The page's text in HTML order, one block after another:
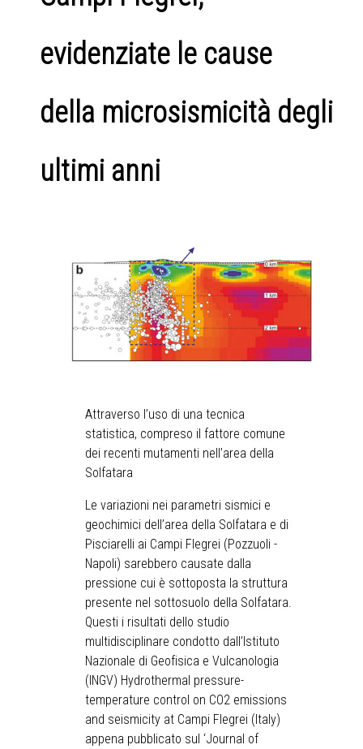
evidenziate le cause
della microsismicità degli
ultimi anni
Attraverso l’uso di una tecnica
statistica, compreso il fattore comune
dei recenti mutamenti nell’area della
Solfatara
Le variazioni nei parametri sismici e
geochimici dell’area della Solfatara e di
Pisciarelli ai Campi Flegrei (Pozzuoli -
Napoli) sarebbero causate dalla
pressione cui è sottoposta la struttura
presente nel sottosuolo della Solfatara.
Questi i risultati dello studio
multidisciplinare condotto dall’Istituto
Nazionale di Geofisica e Vulcanologia
(INGV) Hydrothermal pressure-
temperature control on CO2 emissions
and seismicity at Campi Flegrei (Italy)
appena pubblicato sul ‘Journal of